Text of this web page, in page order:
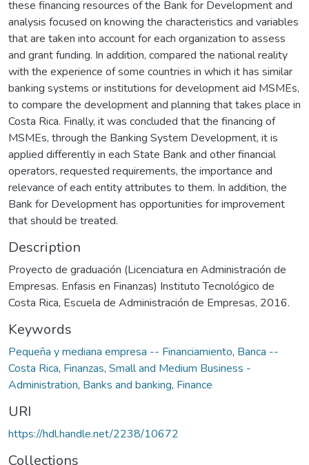
these financing resources of the Bank for Development and
analysis focused on knowing the characteristics and variables
that are taken into account for each organization to assess
and grant funding. In addition, compared the national reality
with the experience of some countries in which it has similar
banking systems or institutions for development aid MSMEs,
to compare the development and planning that takes place in
Costa Rica. Finally, it was concluded that the financing of
MSMEs, through the Banking System Development, it is
applied differently in each State Bank and other financial
operators, requested requirements, the importance and
relevance of each entity attributes to them. In addition, the
Bank for Development has opportunities for improvement
that should be treated.
Description
Proyecto de graduación (Licenciatura en Administración de
Empresas. Enfasis en Finanzas) Instituto Tecnológico de
Costa Rica, Escuela de Administración de Empresas, 2016.
Keywords
Pequeña y mediana empresa -- Financiamiento, Banca --
Costa Rica, Finanzas, Small and Medium Business -
Administration, Banks and banking, Finance
URI
https://hdl.handle.net/2238/10672
Collections